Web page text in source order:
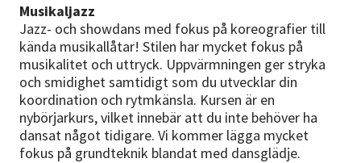
Musikaljazz
Jazz- och showdans med fokus på koreografier till
kända musikallåtar! Stilen har mycket fokus på
musikalitet och uttryck. Uppvärmningen ger stryka
och smidighet samtidigt som du utvecklar din
koordination och rytmkänsla. Kursen är en
nybörjarkurs, vilket innebär att du inte behöver ha
dansat något tidigare. Vi kommer lägga mycket
fokus på grundteknik blandat med dansglädje.